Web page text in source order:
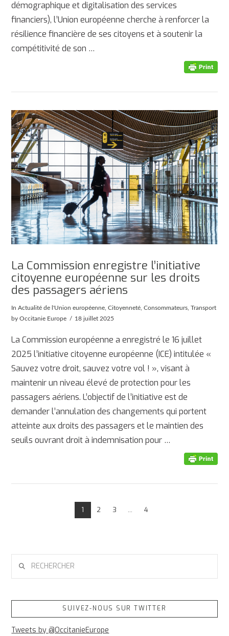
AFFICHER
démographique et digitalisation des services
financiers), l’Union européenne cherche à renforcer la
résilience financière de ses citoyens et à soutenir la
compétitivité de son …
AFFICHER
La Commission enregistre l’initiative
citoyenne européenne sur les droits
des passagers aériens
InActualité de l'Union européenne ,Citoyenneté ,Consommateurs ,Transport
by Occitanie Europe
18 juillet 2025
La Commission européenne a enregistré le 16 juillet
2025 l’initiative citoyenne européenne (ICE) intitulée «
Sauvez votre droit, sauvez votre vol ! », visant à
maintenir un niveau élevé de protection pour les
passagers aériens. L’objectif de l’initiative est de
demander l’annulation des changements qui portent
atteinte aux droits des passagers et le maintien des
seuils ouvrant droit à indemnisation pour …
1 2 3 ... 4
SUIVEZ-NOUS SUR TWITTER
Tweets by @OccitanieEurope